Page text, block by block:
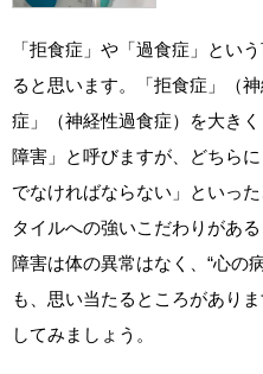
「拒食症」や「過食症」とい
ると思います。「拒食症」（
症」（神経性過食症）を大き
障害」と呼びますが、どちら
でなければならない」といっ
タイルへの強いこだわりがあ
障害は体の異常はなく、“心の
も、思い当たるところがあり
してみましょう。